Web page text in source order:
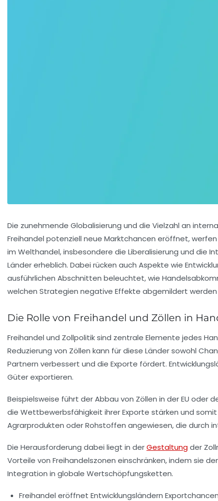
Die zunehmende Globalisierung und die Vielzahl an
Freihandel potenziell neue Marktchancen eröffnet,
im Welthandel, insbesondere die Liberalisierung und die
Länder erheblich. Dabei rücken auch Aspekte wie
ausführlichen Abschnitten beleuchtet, wie
welchen Strategien negative Effekte abgemildert werden
Die Rolle von Freihandel und Zöllen in
Freihandel und Zollpolitik sind zentrale Elemente jedes
Reduzierung von Zöllen kann für diese Länder sowohl
Partnern verbessert und die Exporte fördert.
Güter exportieren.
Beispielsweise führt der Abbau von Zöllen in der EU oder
die Wettbewerbsfähigkeit ihrer Exporte stärken und
Agrarprodukten oder Rohstoffen angewiesen, die durch
Die Herausforderung dabei liegt in derGestaltungder
Vorteile von Freihandelszonen einschränken, indem sie
Integration in globale Wertschöpfungsketten.
Freihandel eröffnet Entwicklungsländern